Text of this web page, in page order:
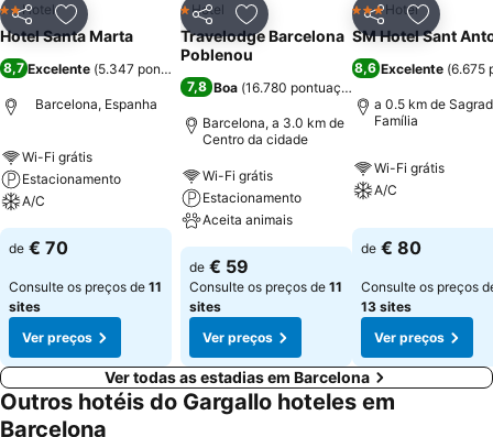
PartilharAdicionar aos favoritos
2 Estrelas
Hotel
Hotel Santa Marta
8,7 Excelente (5.347 pontuações
Barcelona, Espanha
Wi-Fi grátis
Estacionamento
A/C
de € 70
Consulte os preços de 11
sites
Ver preços
PartilharAdicionar aos favoritos
1 Estrelas
Hotel
Travelodge Barcelona
Poblenou
7,8 Boa (16.780 pontuações
Barcelona, a 3.0 km de
Centro da cidade
Wi-Fi grátis
Estacionamento
Aceita animais
de € 59
Consulte os preços de 11
sites
Ver preços
Partilhar
3 Estrelas
Hotel
SM Hotel Sant
8,6 Excelente (6.675
a 0.5 km de
Família
Wi-Fi grátis
A/C
de € 80
Consulte os preços
13 sites
Ver preços
Ver todas as estadias em Barcelona
Outros hotéis do Gargallo hoteles em
Barcelona